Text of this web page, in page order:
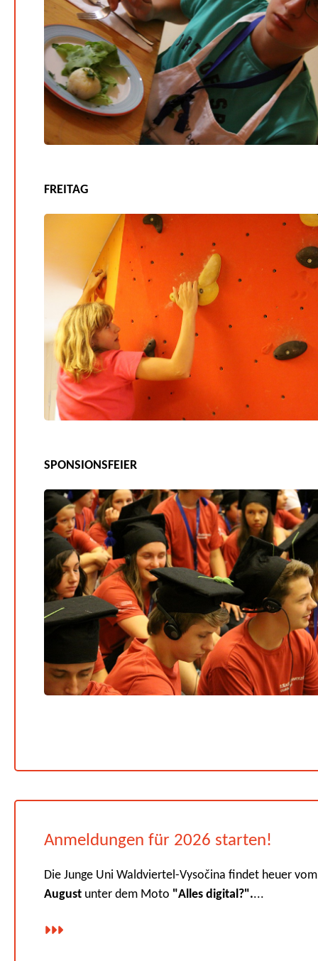
FREITAG
SPONSIONSFEIER
Anmeldungen für 2026 starten!
Die Junge Uni Waldviertel-Vysočina findet heuer
August unter dem Moto "Alles digital?"....